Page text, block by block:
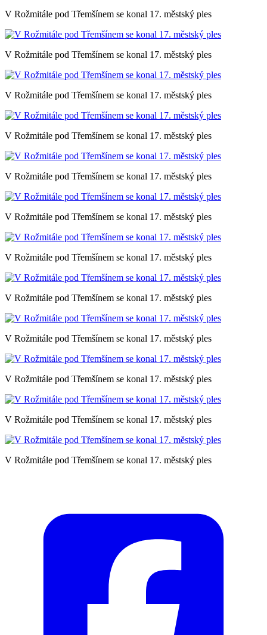
V Rožmitále pod Třemšínem se konal 17. městský ples
V Rožmitále pod Třemšínem se konal 17. městský ples
V Rožmitále pod Třemšínem se konal 17. městský ples
V Rožmitále pod Třemšínem se konal 17. městský ples
V Rožmitále pod Třemšínem se konal 17. městský ples
V Rožmitále pod Třemšínem se konal 17. městský ples
V Rožmitále pod Třemšínem se konal 17. městský ples
V Rožmitále pod Třemšínem se konal 17. městský ples
V Rožmitále pod Třemšínem se konal 17. městský ples
V Rožmitále pod Třemšínem se konal 17. městský ples
V Rožmitále pod Třemšínem se konal 17. městský ples
V Rožmitále pod Třemšínem se konal 17. městský ples